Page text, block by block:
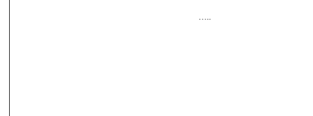
…..